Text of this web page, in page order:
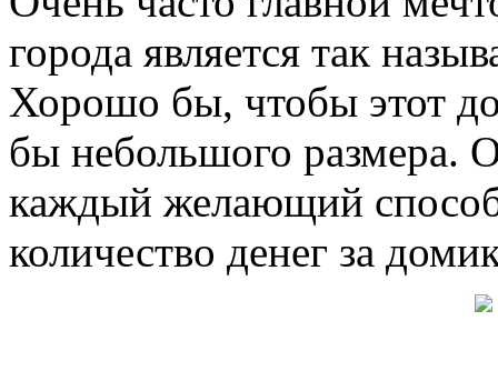
города является так
Хорошо бы, чтобы этот
бы небольшого размера.
каждый желающий
количество денег за